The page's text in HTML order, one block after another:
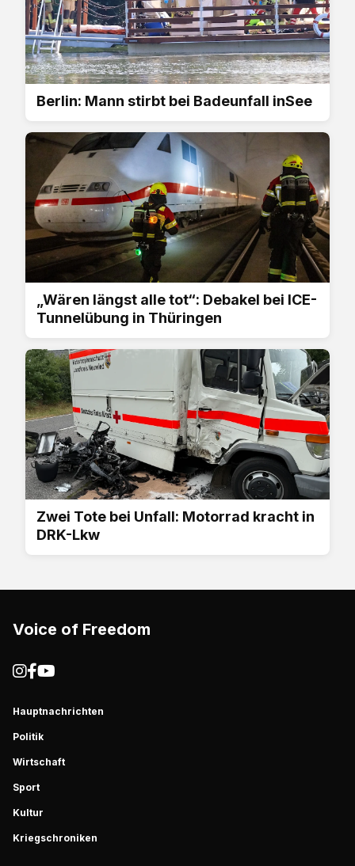
Berlin: Mann stirbt bei Badeunfall inSee
„Wären längst alle tot“: Debakel bei ICE-
Tunnelübung in Thüringen
Zwei Tote bei Unfall: Motorrad kracht in
DRK-Lkw
Voice of Freedom
Hauptnachrichten
Politik
Wirtschaft
Sport
Kultur
Kriegschroniken